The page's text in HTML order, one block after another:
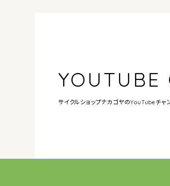
YOUTUBE
サイクルショップナカゴヤのYouTubeチャ